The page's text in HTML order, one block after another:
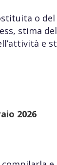
o
stima
e
2026